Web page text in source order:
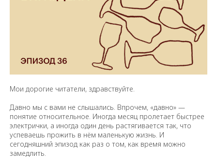
Мои дорогие читатели, здравствуйте.
Давно мы с вами не слышались. Впрочем, «давно» —
понятие относительное. Иногда месяц пролетает быстрее
электрички, а иногда один день растягивается так, что
успеваешь прожить в нём маленькую жизнь. И
сегодняшний эпизод как раз о том, как время можно
замедлить.